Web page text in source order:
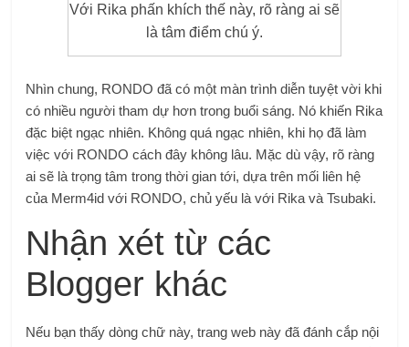
Với Rika phấn khích thế này, rõ ràng ai sẽ
là tâm điểm chú ý.
Nhìn chung, RONDO đã có một màn trình diễn tuyệt vời khi
có nhiều người tham dự hơn trong buổi sáng. Nó khiến Rika
đặc biệt ngạc nhiên. Không quá ngạc nhiên, khi họ đã làm
việc với RONDO cách đây không lâu. Mặc dù vậy, rõ ràng
ai sẽ là trọng tâm trong thời gian tới, dựa trên mối liên hệ
của Merm4id với RONDO, chủ yếu là với Rika và Tsubaki.
Nhận xét từ các
Blogger khác
Nếu bạn thấy dòng chữ này, trang web này đã đánh cắp nội